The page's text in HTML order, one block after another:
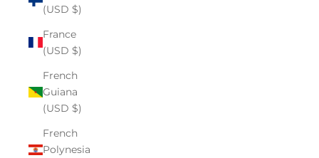
(USD $)
France
(USD $)
French
Guiana
(USD $)
French
Polynesia